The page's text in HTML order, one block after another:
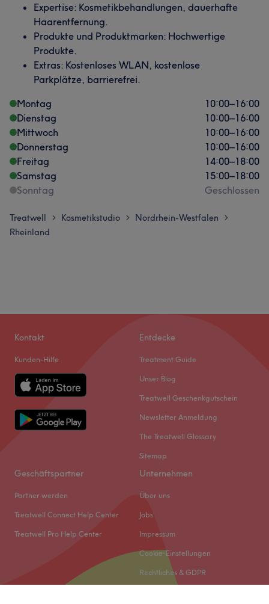
Expertise: Kosmetikbehandlungen, dauerhafte
Haarentfernung.
Produkte und Produktmarken: Hochwertige
Produkte.
Extras: Kostenloses WLAN, kostenlose
Parkplätze, barrierefrei.
Montag
10:00–16:00
Dienstag
10:00–16:00
Mittwoch
10:00–16:00
Donnerstag
10:00–16:00
Freitag
14:00–18:00
Samstag
15:00–18:00
Sonntag
Geschlossen
Treatwell > Kosmetikstudio > Nordrhein-Westfalen >
Rheinland
Kontakt
Kunden-Hilfe
Entdecke
Treatment Guide
Unser Blog
Treatwell Geschenkgutschein
Newsletter Anmeldung
The Treatwell Glossary
Sitemap
Geschäftspartner
Partner werden
Treatwell Connect Help Center
Treatwell Pro Help Center
Unternehmen
Über uns
Jobs
Impressum
Cookie-Einstellungen
Rechtliches & GDPR